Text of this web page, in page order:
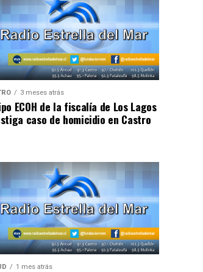
3 meses atrás
ECOH de la fiscalía de Los Lagos
caso de homicidio en Castro
1 mes atrás